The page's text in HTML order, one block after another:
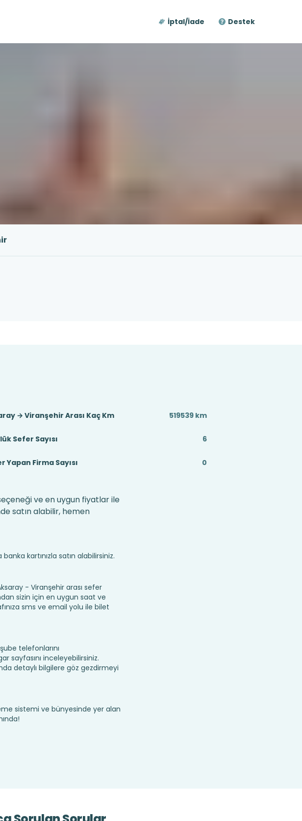
İptal/İade Destek
→ Viranşehir Arası Kaç Km 519539 km
Sefer Sayısı 6
Yapan Firma Sayısı 0
ve en uygun fiyatlar ile
satın alabilir, hemen
kartınızla satın alabilirsiniz.
- Viranşehir arası sefer
sizin için en uygun saat ve
sms ve email yolu ile bilet
telefonlarını
sayfasını inceleyebilirsiniz.
detaylı bilgilere göz gezdirmeyi
sistemi ve bünyesinde yer alan